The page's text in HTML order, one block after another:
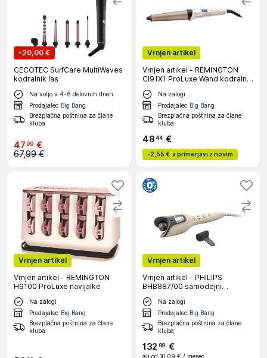
-20,00 €
CECOTEC SurfCare MultiWaves
kodralnik las
Na voljo v 4-6 delovnih dneh
Prodajalec Big Bang
Brezplačna poštnina za člane
kluba
4799 €
67,99 €
Vrnjen artikel
Vrnjen artikel - REMINGTON
CI91X1 ProLuxe Wand kodralnik
las
Na zalogi
Prodajalec Big Bang
Brezplačna poštnina za člane
kluba
4844 €
-2,55 € v primerjavi z novim
Vrnjen artikel
Vrnjen artikel - REMINGTON
H9100 ProLuxe navijalke
Na zalogi
Prodajalec Big Bang
Brezplačna poštnina za člane
kluba
Vrnjen artikel
Vrnjen artikel - PHILIPS
BHB887/00 samodejni
kodralnik las
Na zalogi
Prodajalec Big Bang
Brezplačna poštnina za člane
kluba
132 99 €
ali od 10,09 € / mesec